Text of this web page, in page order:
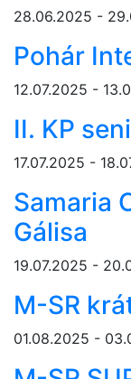
28.06.2025 -
Pohár
12.07.2025 -
II. KP
17.07.2025 -
Samaria
Gálisa
19.07.2025 -
M-SR
01.08.2025 -